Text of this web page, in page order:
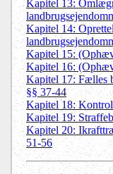
Kapitel 13:
Kapitel 14:
Kapitel 15:
Kapitel 16:
Kapitel 17: Fælles
§§ 37-44
Kapitel 18:
Kapitel 19:
Kapitel 20:
51-56